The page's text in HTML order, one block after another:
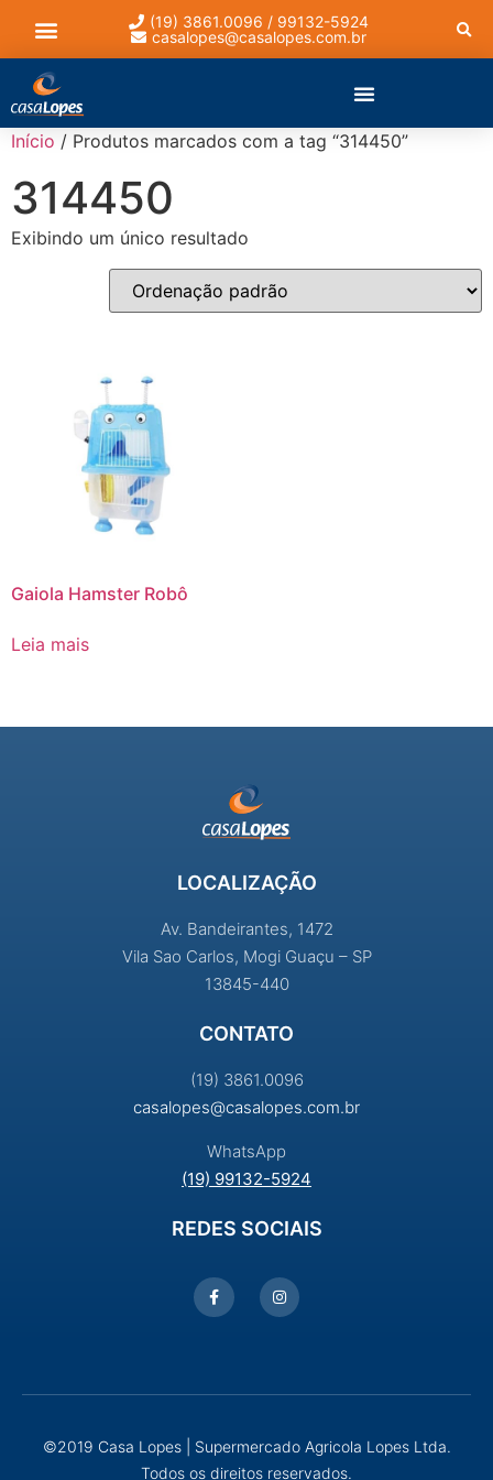
(19) 3861.0096 / 99132-5924
casalopes@casalopes.com.br
Início / Produtos marcados com a tag “314450”
314450
Exibindo um único resultado
Gaiola Hamster Robô
Leia mais
LOCALIZAÇÃO
Av. Bandeirantes, 1472
Vila Sao Carlos, Mogi Guaçu – SP
13845-440
CONTATO
(19) 3861.0096
casalopes@casalopes.com.br
WhatsApp
(19) 99132-5924
REDES SOCIAIS
©2019 Casa Lopes | Supermercado Agricola Lopes Ltda.
Todos os direitos reservados.